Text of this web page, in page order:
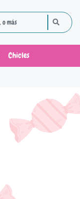
Chicles